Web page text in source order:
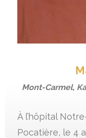
Mont-Carmel,
À l’hôpital
Pocatière, le 4